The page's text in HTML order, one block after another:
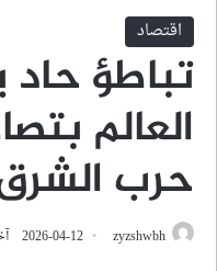
اقتصاد
تباطؤ حاد
العالم
حرب
zyzshwbh
2026-04-12